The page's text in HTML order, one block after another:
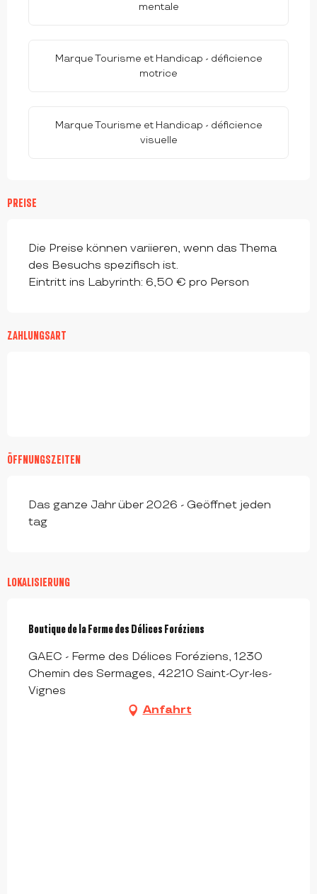
mentale
Marque Tourisme et Handicap - déficience
motrice
Marque Tourisme et Handicap - déficience
visuelle
PREISE
Die Preise können variieren, wenn das Thema
des Besuchs spezifisch ist.
Eintritt ins Labyrinth: 6,50 € pro Person
ZAHLUNGSART
ÖFFNUNGSZEITEN
Das ganze Jahr über 2026 - Geöffnet jeden
tag
LOKALISIERUNG
Boutique de la Ferme des Délices Foréziens
GAEC - Ferme des Délices Foréziens, 1230
Chemin des Sermages, 42210 Saint-Cyr-les-
Vignes
Anfahrt